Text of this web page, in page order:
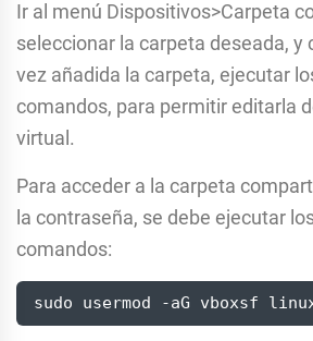
Ir al menú Dispositivos>Carpeta
seleccionar la carpeta deseada, y
vez añadida la carpeta, ejecutar
comandos, para permitir editarla
virtual.
Para acceder a la carpeta
la contraseña, se debe ejecutar
comandos:
sudo usermod -aG vboxsf